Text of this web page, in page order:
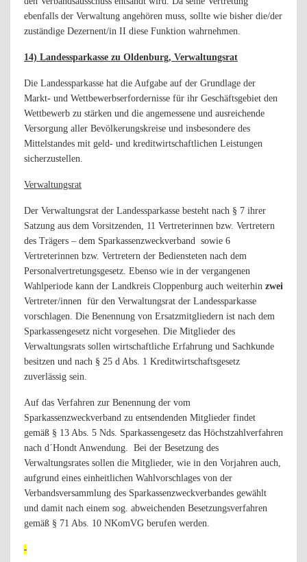
ebenfalls der Verwaltung angehören muss, sollte wie bisher die/der
zuständige Dezernent/in II diese Funktion wahrnehmen.
14) Landessparkasse zu Oldenburg, Verwaltungsrat
Die Landessparkasse hat die Aufgabe auf der Grundlage der
Markt- und Wettbewerbserfordernisse für ihr Geschäftsgebiet den
Wettbewerb zu stärken und die angemessene und ausreichende
Versorgung aller Bevölkerungskreise und insbesondere des
Mittelstandes mit geld- und kreditwirtschaftlichen Leistungen
sicherzustellen.
Verwaltungsrat
Der Verwaltungsrat der Landessparkasse besteht nach § 7 ihrer
Satzung aus dem Vorsitzenden, 11 Vertreterinnen bzw. Vertretern
des Trägers – dem Sparkassenzweckverband sowie 6
Vertreterinnen bzw. Vertretern der Bediensteten nach dem
Personalvertretungsgesetz. Ebenso wie in der vergangenen
Wahlperiode kann der Landkreis Cloppenburg auch weiterhin zwei
Vertreter/innen für den Verwaltungsrat der Landessparkasse
vorschlagen. Die Benennung von Ersatzmitgliedern ist nach dem
Sparkassengesetz nicht vorgesehen. Die Mitglieder des
Verwaltungsrats sollen wirtschaftliche Erfahrung und Sachkunde
besitzen und nach § 25 d Abs. 1 Kreditwirtschaftsgesetz
zuverlässig sein.
Auf das Verfahren zur Benennung der vom
Sparkassenzweckverband zu entsendenden Mitglieder findet
gemäß § 13 Abs. 5 Nds. Sparkassengesetz das Höchstzahlverfahren
nach d´Hondt Anwendung. Bei der Besetzung des
Verwaltungsrates sollen die Mitglieder, wie in den Vorjahren auch,
aufgrund eines einheitlichen Wahlvorschlages von der
Verbandsversammlung des Sparkassenzweckverbandes gewählt
und damit nach einem sog. abweichenden Besetzungsverfahren
gemäß § 71 Abs. 10 NKomVG berufen werden.